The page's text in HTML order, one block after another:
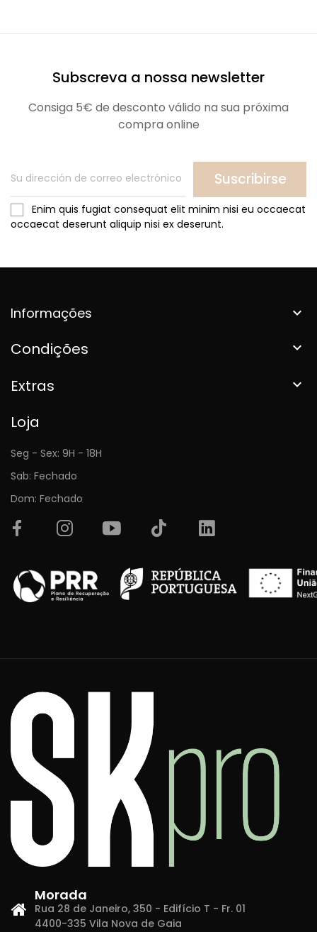
Subscreva a nossa newsletter
Consiga 5€ de desconto válido na sua próxima
compra online
Suscribirse
Enim quis fugiat consequat elit minim nisi eu occaecat
occaecat deserunt aliquip nisi ex deserunt.
Informações 
Condições 
Extras 
Loja
Seg - Sex: 9H - 18H
Sab: Fechado
Dom: Fechado
Morada
Rua 28 de Janeiro, 350 - Edifício T - Fr. 01
4400-335 Vila Nova de Gaia